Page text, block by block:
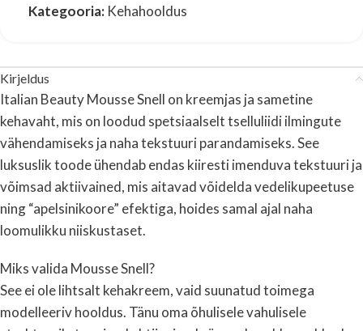
Kategooria: Kehahooldus
Kirjeldus
Italian Beauty Mousse Snell on kreemjas ja sametine
kehavaht, mis on loodud spetsiaalselt tselluliidi ilmingute
vähendamiseks ja naha tekstuuri parandamiseks. See
luksuslik toode ühendab endas kiiresti imenduva tekstuuri ja
võimsad aktiivained, mis aitavad võidelda vedelikupeetuse
ning “apelsinikoore” efektiga, hoides samal ajal naha
loomulikku niiskustaset.
Miks valida Mousse Snell?
See ei ole lihtsalt kehakreem, vaid suunatud toimega
modelleeriv hooldus. Tänu oma õhulisele vahulisele